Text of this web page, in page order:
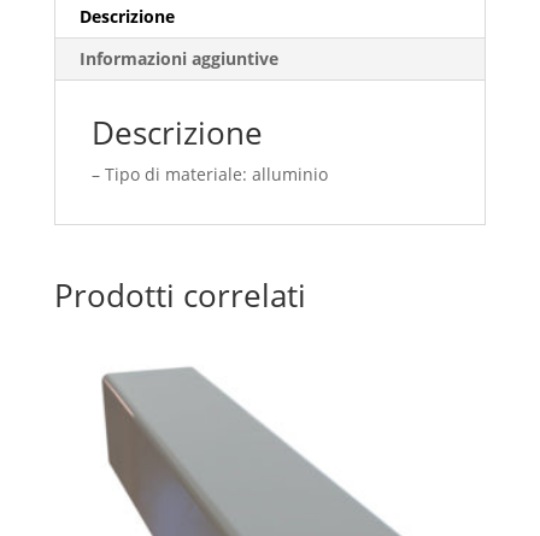
Descrizione
Informazioni aggiuntive
Descrizione
– Tipo di materiale: alluminio
Prodotti correlati